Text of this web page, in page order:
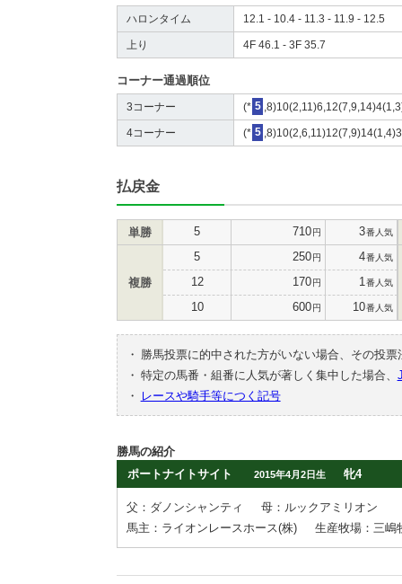
ハロンタイム 12.1 - 10.4 - 11.3 - 11.9 - 12.5
上り 4F 46.1 - 3F 35.7
コーナー通過順位
3コーナー (* 5
4コーナー (* 5
払戻金
単勝 5 710円 3番人気
複勝
5 250円 4番人気
12 170円 1 番人気
10 600円 10番人気
・
勝馬投票に的中された方がいない場合、その投
・ 特定の馬番・組番に人気が著しく集中した場合、
・
レースや騎手等につく記号
勝馬の紹介
ポートナイトサイト
2015年4月2日生 牝4
父：ダノンシャンティ
母：ルックアミリオン
馬主：ライオンレースホース(株)
生産牧場：三嶋